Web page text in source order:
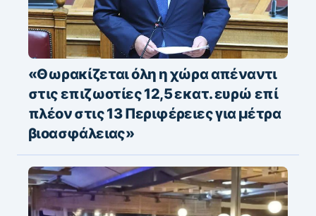
«Θωρακίζεται όλη η χώρα απέναντι
στις επιζωοτίες 12,5 εκατ. ευρώ επί
πλέον στις 13 Περιφέρειες για μέτρα
βιοασφάλειας»